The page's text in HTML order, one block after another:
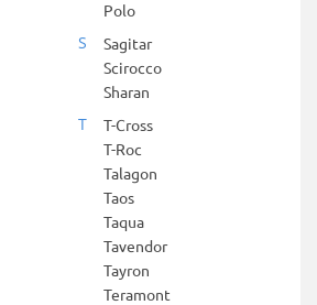
Polo
S
Sagitar
Scirocco
Sharan
T
T-Cross
T-Roc
Talagon
Taos
Taqua
Tavendor
Tayron
Teramont